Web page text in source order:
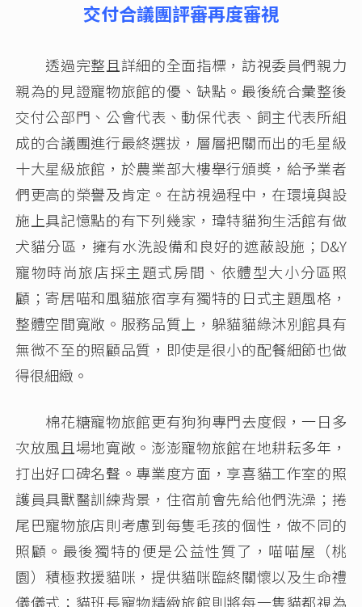
交付合議團評審再度審視
透過完整且詳細的全面指標，訪視委員們親力
親為的見證寵物旅館的優、缺點。最後統合彙整後
交付公部門、公會代表、動保代表、飼主代表所組
成的合議團進行最終選拔，層層把關而出的毛星級
十大星級旅館，於農業部大樓舉行頒獎，給予業者
們更高的榮譽及肯定。在訪視過程中，在環境與設
施上具記憶點的有下列幾家，瑋特貓狗生活館有做
犬貓分區，擁有水洗設備和良好的遮蔽設施；D&Y
寵物時尚旅店採主題式房間、依體型大小分區照
顧；寄居喵和風貓旅宿享有獨特的日式主題風格，
整體空間寬敞。服務品質上，躲貓貓綠沐別館具有
無微不至的照顧品質，即使是很小的配餐細節也做
得很細緻。
棉花糖寵物旅館更有狗狗專門去度假，一日多
次放風且場地寬敞。澎澎寵物旅館在地耕耘多年，
打出好口碑名聲。專業度方面，享喜貓工作室的照
護員具獸醫訓練背景，住宿前會先給他們洗澡；捲
尾巴寵物旅店則考慮到每隻毛孩的個性，做不同的
照顧。最後獨特的便是公益性質了，喵喵屋（桃
園）積極救援貓咪，提供貓咪臨終關懷以及生命禮
儀儀式；貓班長寵物精緻旅館則將每一隻貓都視為